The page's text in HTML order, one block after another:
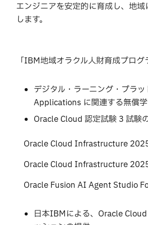
エンジニアを安定的に育成し、地
します。
「IBM地域オラクル人財育成プロ
デジタル・ラーニング・プラ
Applications に関連する無償
Oracle Cloud 認定試験 3 試験
Oracle Cloud Infrastructure
Oracle Cloud Infrastructure
Oracle Fusion AI Agent Studio
日本IBMによる、Oracle